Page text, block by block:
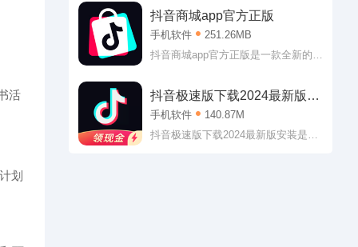
活
划
费下载专门为游戏打造，虽然带着欺
骗属性，但是能够让大家的游戏体验
直线上升呢!不管是从对局的欢乐程度
上还是从队友的热情方面都是如此，
抖音商城app官方正版
手机软件
251.26MB
抖音商城app官方正版是一款全新的实
正版拥有海量的商品可供购买，吃的
喝的玩的用的都有，价格非常实惠，
多种分类让大家可以更好的从中将自
己需要的想要的商品筛选出来，也支
抖音极速版下载2024最新版安
装
手机软件
140.87M
抖音极速版下载2024最新版安装是一